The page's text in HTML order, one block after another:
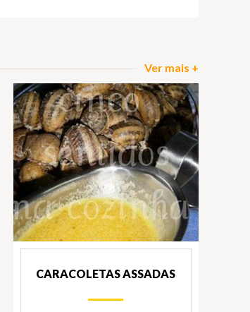
Ver mais +
CARACOLETAS ASSADAS